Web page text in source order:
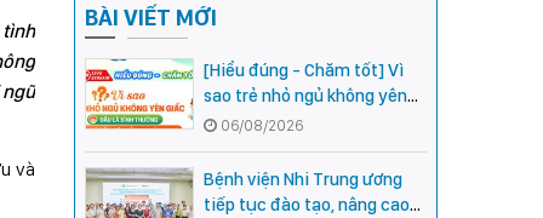
tình
và
BÀI VIẾT MỚI
[Hiểu đúng - Chăm tốt] Vì
sao trẻ nhỏ ngủ không yên
giấc - Đâu là bình thường,
đâu là dấu hiệu cần đi khám
ngay?
06/08/2026
Bệnh viện Nhi Trung ương
tiếp tục đào tạo, nâng cao